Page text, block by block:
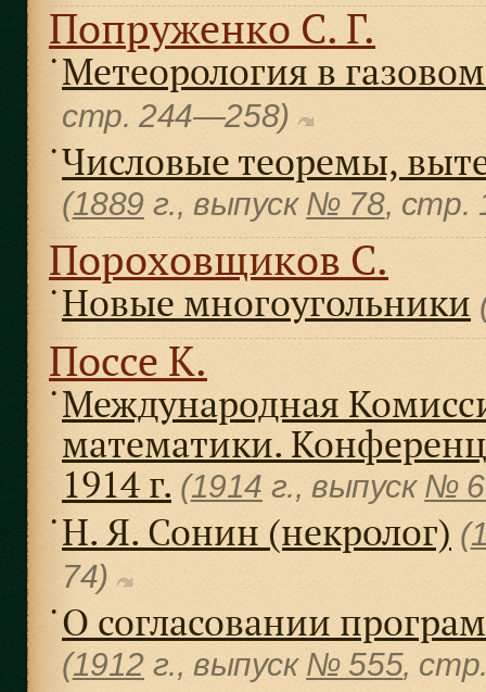
Попруженко С. Г.
● Метеорология в
cтр. 244—258)
● Числовые теоремы,
(1889 г., выпуск № 78, cтр.
Пороховщиков С.
● Новые многоугольники
Поссе К.
● Международная
математики.
1914 г. (1914 г., выпуск №
● Н. Я. Сонин (некролог) (
74)
● О согласовании
(1912 г., выпуск № 555,